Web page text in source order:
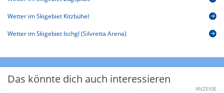
Wetter im Skigebiet Kitzbühel
Wetter im Skigebiet Ischgl (Silvretta Arena)
Das könnte dich auch interessieren
ANZEIGE